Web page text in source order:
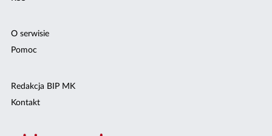
O serwisie
Pomoc
Redakcja BIP MK
Kontakt